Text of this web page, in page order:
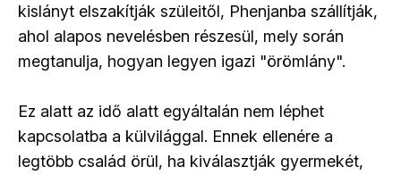
kislányt elszakítják szüleitől, Phenjanba szállítják,
ahol alapos nevelésben részesül, mely során
megtanulja, hogyan legyen igazi "örömlány".
Ez alatt az idő alatt egyáltalán nem léphet
kapcsolatba a külvilággal. Ennek ellenére a
legtöbb család örül, ha kiválasztják gyermekét,